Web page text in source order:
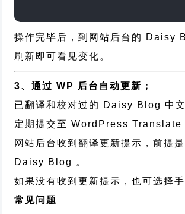
操作完毕后，到网站后台的 Daisy
刷新即可看见变化。
3、通过 WP 后台自动更新；
已翻译和校对过的 Daisy Blog 中
定期提交至 WordPress Translate
网站后台收到翻译更新提示，前提
Daisy Blog 。
如果没有收到更新提示，也可选择手
常见问题